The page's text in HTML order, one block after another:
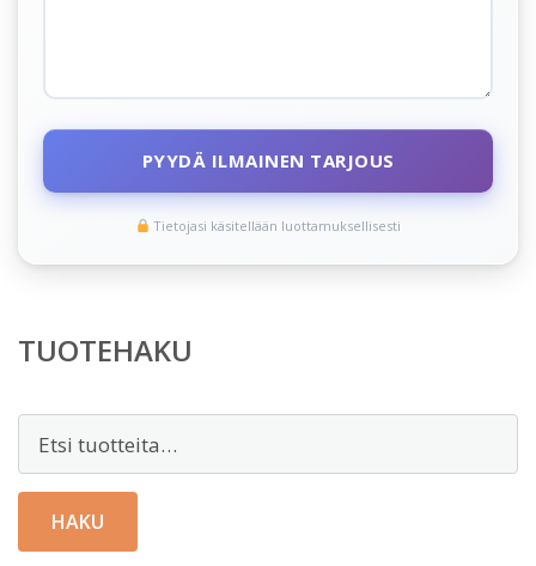
PYYDÄ ILMAINEN TARJOUS
Tietojasi käsitellään luottamuksellisesti
TUOTEHAKU
HAKU